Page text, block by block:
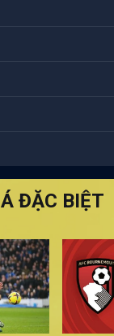
ĐẶC BIỆT